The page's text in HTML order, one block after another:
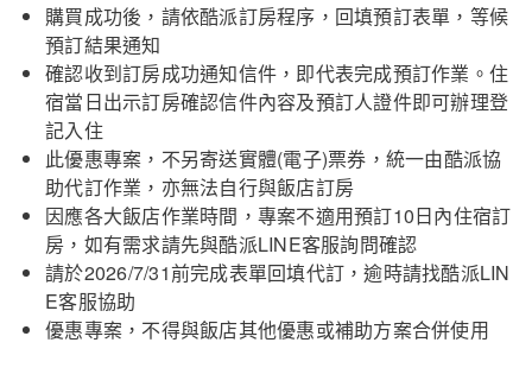
購買成功後，請依酷派訂房程序，回填預訂表單，等候
預訂結果通知
確認收到訂房成功通知信件，即代表完成預訂作業。住
宿當日出示訂房確認信件內容及預訂人證件即可辦理登
記入住
此優惠專案，不另寄送實體(電子)票券，統一由酷派協
助代訂作業，亦無法自行與飯店訂房
因應各大飯店作業時間，專案不適用預訂10日內住宿訂
房，如有需求請先與酷派LINE客服詢問確認
請於2026/7/31前完成表單回填代訂，逾時請找酷派LIN
E客服協助
優惠專案，不得與飯店其他優惠或補助方案合併使用